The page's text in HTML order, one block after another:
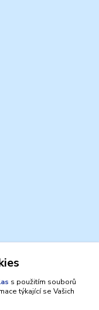
s použitím souborů
týkající se Vašich